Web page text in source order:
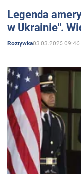
Legenda
w Ukrainie".
Rozrywka03.03.2025 09:46